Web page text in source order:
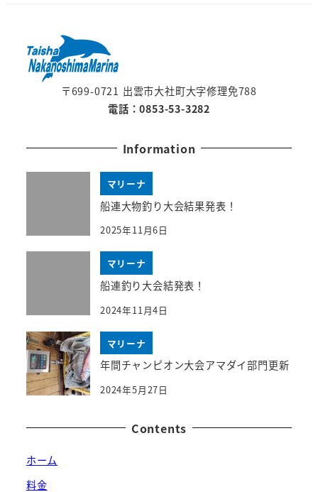
〒699-0721 出雲市大社町大字修理免788
電話：0853-53-3282
Information
マリーナ
船連大物釣り大会結果発表！
2025年11月6日
マリーナ
船連釣り大会結発表！
2024年11月4日
マリーナ
年間チャンピオン大会アマダイ部門更新
2024年5月27日
Contents
ホーム
料金